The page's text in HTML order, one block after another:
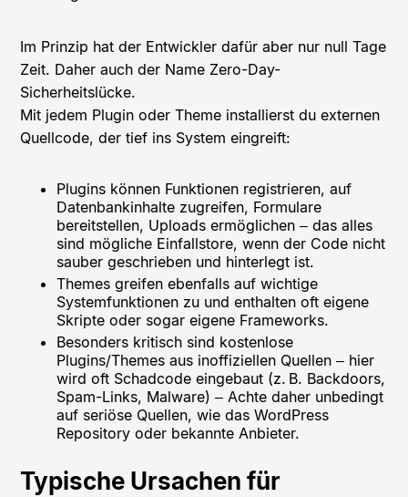
Im Prinzip hat der Entwickler dafür aber nur null Tage
Zeit. Daher auch der Name Zero-Day-
Sicherheitslücke.
Mit jedem Plugin oder Theme installierst du externen
Quellcode, der tief ins System eingreift:
Plugins können Funktionen registrieren, auf
Datenbankinhalte zugreifen, Formulare
bereitstellen, Uploads ermöglichen – das alles
sind mögliche Einfallstore, wenn der Code nicht
sauber geschrieben und hinterlegt ist.
Themes greifen ebenfalls auf wichtige
Systemfunktionen zu und enthalten oft eigene
Skripte oder sogar eigene Frameworks.
Besonders kritisch sind kostenlose
Plugins/Themes aus inoffiziellen Quellen – hier
wird oft Schadcode eingebaut (z. B. Backdoors,
Spam-Links, Malware) – Achte daher unbedingt
auf seriöse Quellen, wie das WordPress
Repository oder bekannte Anbieter.
Typische Ursachen für